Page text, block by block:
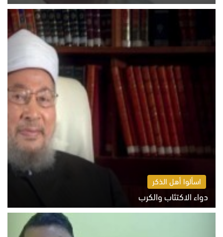
السبت 8 أغسطس 2026 11:04 ص
اسألوا أهل الذكر
دواء الاكتئاب والكرب
السبت 8 أغسطس 2026 10:54 ص